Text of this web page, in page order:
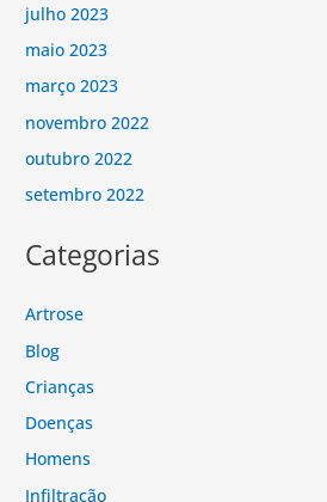
julho 2023
maio 2023
março 2023
novembro 2022
outubro 2022
setembro 2022
Categorias
Artrose
Blog
Crianças
Doenças
Homens
Infiltração